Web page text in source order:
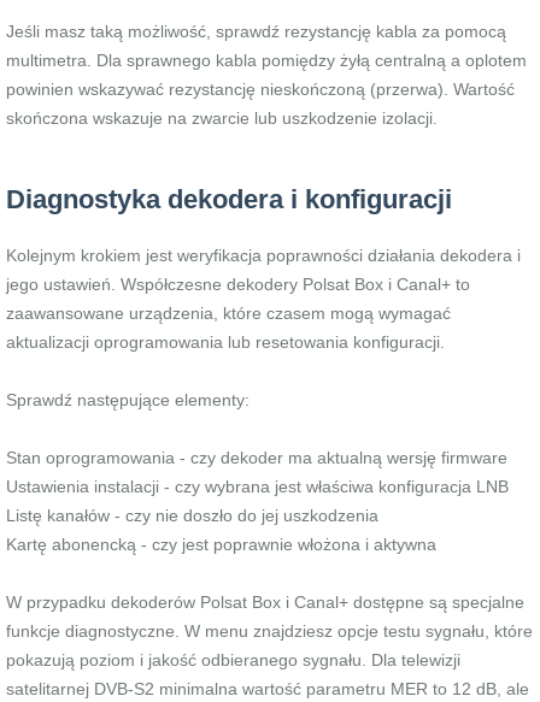
Jeśli masz taką możliwość, sprawdź rezystancję kabla za pomocą
multimetra. Dla sprawnego kabla pomiędzy żyłą centralną a oplotem
powinien wskazywać rezystancję nieskończoną (przerwa). Wartość
skończona wskazuje na zwarcie lub uszkodzenie izolacji.
Diagnostyka dekodera i konfiguracji
Kolejnym krokiem jest weryfikacja poprawności działania dekodera i
jego ustawień. Współczesne dekodery Polsat Box i Canal+ to
zaawansowane urządzenia, które czasem mogą wymagać
aktualizacji oprogramowania lub resetowania konfiguracji.
Sprawdź następujące elementy:
Stan oprogramowania - czy dekoder ma aktualną wersję firmware
Ustawienia instalacji - czy wybrana jest właściwa konfiguracja LNB
Listę kanałów - czy nie doszło do jej uszkodzenia
Kartę abonencką - czy jest poprawnie włożona i aktywna
W przypadku dekoderów Polsat Box i Canal+ dostępne są specjalne
funkcje diagnostyczne. W menu znajdziesz opcje testu sygnału, które
pokazują poziom i jakość odbieranego sygnału. Dla telewizji
satelitarnej DVB-S2 minimalna wartość parametru MER to 12 dB, ale